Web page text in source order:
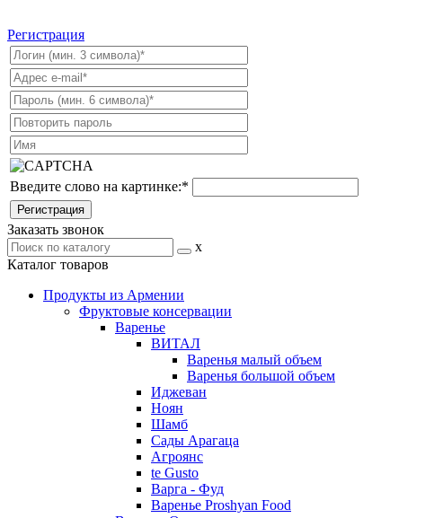
Регистрация
Введите слово на картинке:*
Заказать звонок
x
Каталог товаров
Продукты из Армении
Фруктовые консервации
Варенье
ВИТАЛ
Варенья малый объем
Варенья большой объем
Иджеван
Ноян
Шамб
Сады Арагаца
Агроянс
te Gusto
Варга - Фуд
Варенье Proshyan Food